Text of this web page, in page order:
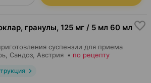
гранулы, 125 мг / 5 мл 60 мл
суспензии для приема
Сандоз , Австрия • по рецепту